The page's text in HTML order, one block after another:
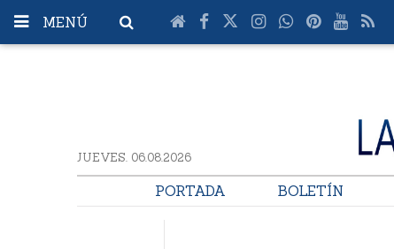
MENÚ
JUEVES. 06.08.2026
PORTADA BOLETÍN